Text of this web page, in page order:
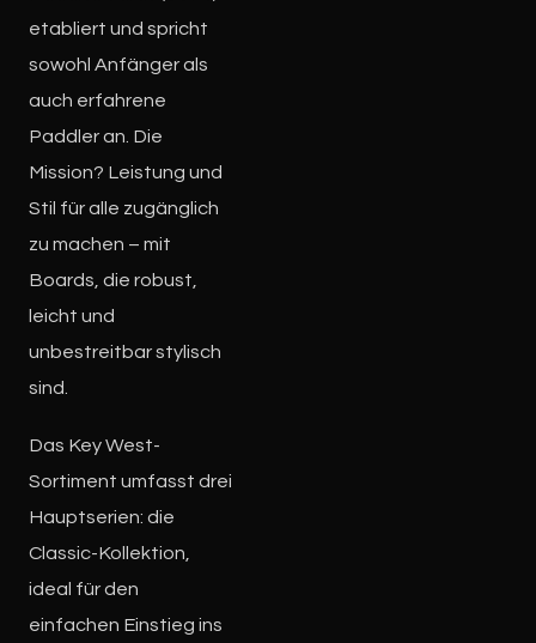
etabliert und spricht
sowohl Anfänger als
auch erfahrene
Paddler an. Die
Mission? Leistung und
Stil für alle zugänglich
zu machen – mit
Boards, die robust,
leicht und
unbestreitbar stylisch
sind.
Das Key West-
Sortiment umfasst drei
Hauptserien: die
Classic-Kollektion,
ideal für den
einfachen Einstieg ins